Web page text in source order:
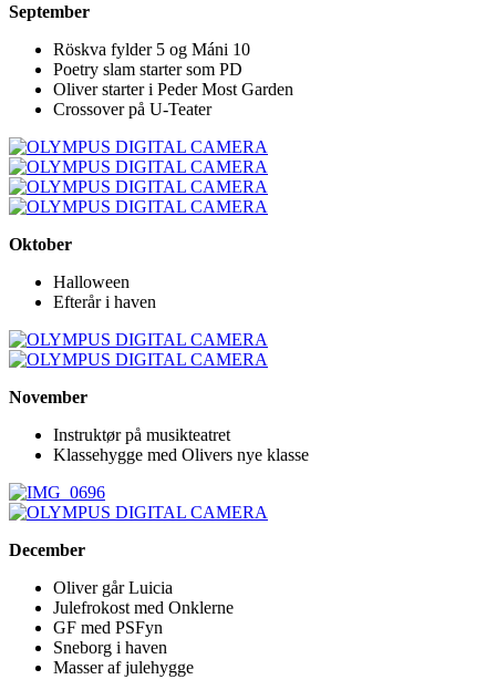
September
Röskva fylder 5 og Máni 10
Poetry slam starter som PD
Oliver starter i Peder Most Garden
Crossover på U-Teater
Oktober
Halloween
Efterår i haven
November
Instruktør på musikteatret
Klassehygge med Olivers nye klasse
December
Oliver går Luicia
Julefrokost med Onklerne
GF med PSFyn
Sneborg i haven
Masser af julehygge